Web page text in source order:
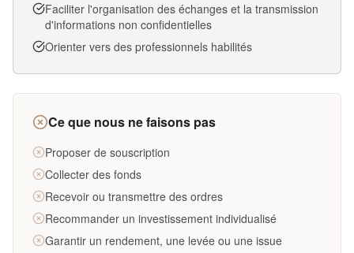
Faciliter l'organisation des échanges et la transmission
d'informations non confidentielles
Orienter vers des professionnels habilités
Ce que nous ne faisons pas
Proposer de souscription
Collecter des fonds
Recevoir ou transmettre des ordres
Recommander un investissement individualisé
Garantir un rendement, une levée ou une issue